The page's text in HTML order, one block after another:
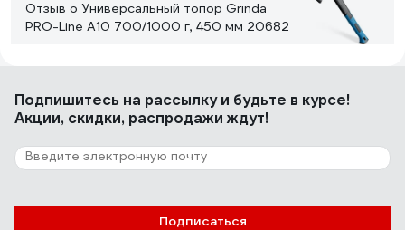
Отзыв о Универсальный топор Grinda
PRO-Line A10 700/1000 г, 450 мм 20682
Недорогой, вполне острый, удобная рукоять
1 отзыв
S16 1100/1600 г, 610 мм 20687
Подпишитесь на рассылкуи будьте в курсе!
Акции, скидки, распродажи ждут!
Подписаться